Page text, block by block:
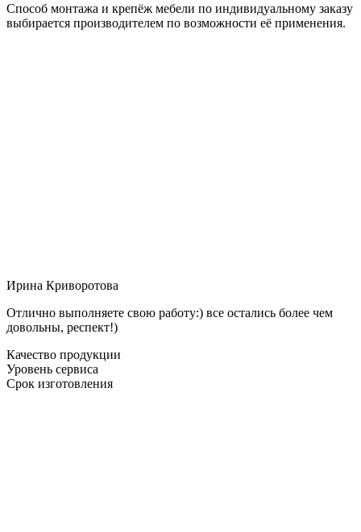
Способ монтажа и крепёж мебели по индивидуальному заказу
выбирается производителем по возможности её применения.
Ирина Криворотова
Отлично выполняете свою работу:) все остались более чем
довольны, респект!)
Качество продукции
Уровень сервиса
Срок изготовления